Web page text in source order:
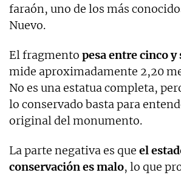
faraón, uno de los más
Nuevo.
El fragmento pesa entre cinco y
mide aproximadamente 2,20
No es una estatua completa,
lo conservado basta para
original del monumento.
La parte negativa es que el
conservación es malo, lo que